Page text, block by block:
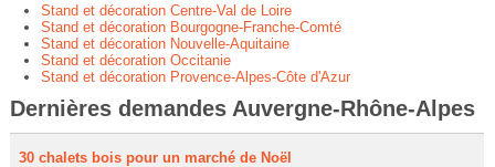
Stand et décoration Centre-Val de Loire
Stand et décoration Bourgogne-Franche-Comté
Stand et décoration Nouvelle-Aquitaine
Stand et décoration Occitanie
Stand et décoration Provence-Alpes-Côte d'Azur
Dernières demandes Auvergne-Rhône-Alpes
30 chalets bois pour un marché de Noël